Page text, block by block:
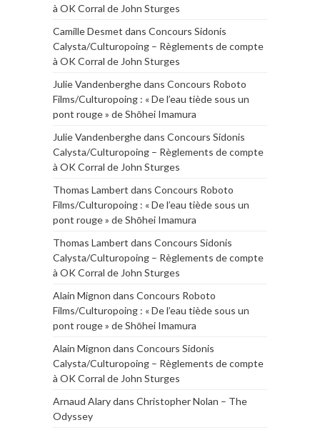
à OK Corral de John Sturges
Camille Desmet dans Concours Sidonis
Calysta/Culturopoing – Règlements de compte
à OK Corral de John Sturges
Julie Vandenberghedans Concours Roboto
Films/Culturopoing : « De l’eau tiède sous un
pont rouge » de Shōhei Imamura
Julie Vandenberghedans Concours Sidonis
Calysta/Culturopoing – Règlements de compte
à OK Corral de John Sturges
Thomas Lambert dans Concours Roboto
Films/Culturopoing : « De l’eau tiède sous un
pont rouge » de Shōhei Imamura
Thomas Lambert dans Concours Sidonis
Calysta/Culturopoing – Règlements de compte
à OK Corral de John Sturges
Alain Mignon dans Concours Roboto
Films/Culturopoing : « De l’eau tiède sous un
pont rouge » de Shōhei Imamura
Alain Mignon dans Concours Sidonis
Calysta/Culturopoing – Règlements de compte
à OK Corral de John Sturges
Arnaud Alarydans Christopher Nolan – The
Odyssey